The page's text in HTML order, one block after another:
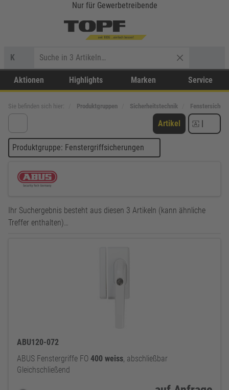
Nur für Gewerbetreibende
K
Aktionen Highlights Marken Service
Sie befinden sich hier: Produktgruppen Sicherheitstechnik
Artikel |
Produktgruppe: Fenstergriffsicherungen
Ihr Suchergebnis besteht aus diesen 3 Artikeln (kann ähnliche
Treffer enthalten)…
ABU120-072
ABUS Fenstergriffe FO 400 weiss, abschließbar
Gleichschließend